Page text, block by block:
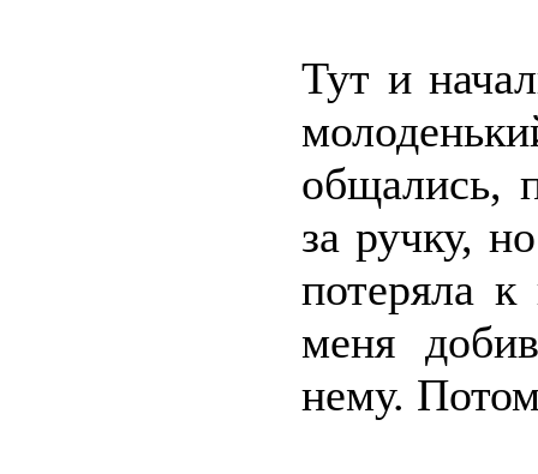
Тут и
общались,
за ручку,
потеряла
меня
нему.